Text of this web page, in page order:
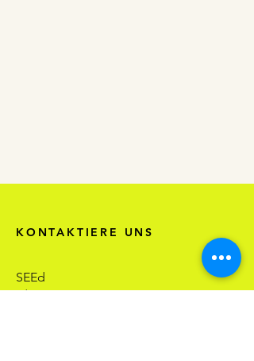
KONTAKTIERE UNS
SEEd
c/o Campus Business Box e.V.